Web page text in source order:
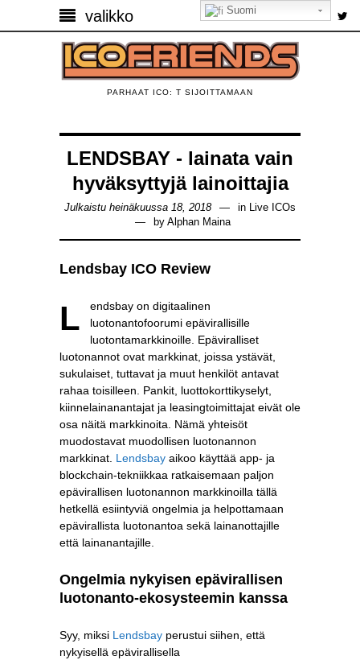
valikko
PARHAAT ICO: T SIJOITTAMAAN
LENDSBAY - lainata vain
hyväksyttyjä lainoittajia
Julkaistu heinäkuussa 18, 2018 in Live ICOs
by Alphan Maina
Lendsbay ICO Review
Lendsbay on digitaalinen
luotonantofoorumi epävirallisille
luotontamarkkinoille. Epäviralliset
luotonannot ovat markkinat, joissa ystävät,
sukulaiset, tuttavat ja muut henkilöt antavat
rahaa toisilleen. Pankit, luottokorttikyselyt,
kiinnelainanantajat ja leasingtoimittajat eivät ole
osa näitä markkinoita. Nämä yhteisöt
muodostavat muodollisen luotonannon
markkinat. Lendsbay aikoo käyttää app- ja
blockchain-tekniikkaa ratkaisemaan paljon
epävirallisen luotonannon markkinoilla tällä
hetkellä esiintyviä ongelmia ja helpottamaan
epävirallista luotonantoa sekä lainanottajille
että lainanantajille.
Ongelmia nykyisen epävirallisen
luotonanto-ekosysteemin kanssa
Syy, miksi Lendsbay perustui siihen, että
nykyisellä epävirallisella
Suomi